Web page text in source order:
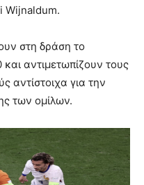
Wijnaldum.
στη δράση το
αντιμετωπίζουν τους
αντίστοιχα για την
των ομίλων.